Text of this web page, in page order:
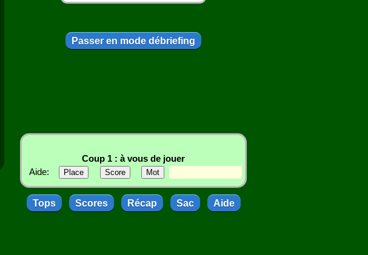
Passer en mode débriefing
Coup 1 : à vous de jouer
Aide:
Tops Scores Récap Sac Aide